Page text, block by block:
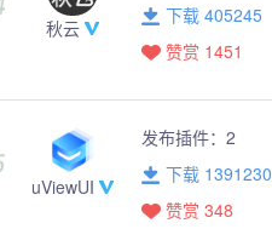
秋云
下载 405245
赞赏 1451
uViewUI
发布插件： 2
下载 1391230
赞赏 348